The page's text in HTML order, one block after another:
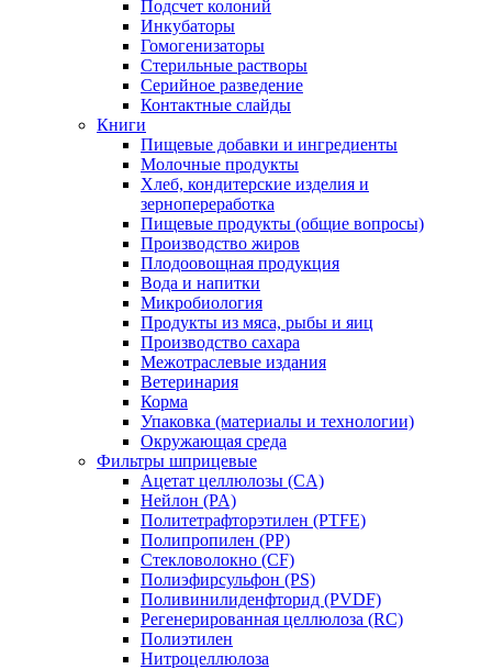
Подсчет колоний
Инкубаторы
Гомогенизаторы
Стерильные растворы
Серийное разведение
Контактные слайды
Книги
Пищевые добавки и ингредиенты
Молочные продукты
Хлеб, кондитерские изделия и
зернопереработка
Пищевые продукты (общие вопросы)
Производство жиров
Плодоовощная продукция
Вода и напитки
Микробиология
Продукты из мяса, рыбы и яиц
Производство сахара
Межотраслевые издания
Ветеринария
Корма
Упаковка (материалы и технологии)
Окружающая среда
Фильтры шприцевые
Ацетат целлюлозы (CA)
Нейлон (PA)
Политетрафторэтилен (PTFE)
Полипропилен (PP)
Стекловолокно (CF)
Полиэфирсульфон (PS)
Поливинилиденфторид (PVDF)
Регенерированная целлюлоза (RC)
Полиэтилен
Нитроцеллюлоза